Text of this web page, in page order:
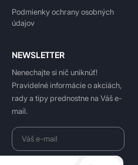
Podmienky ochrany osobných
údajov
NEWSLETTER
Nenechajte si nič uniknúť!
Pravidelné informácie o akciách,
rady a tipy prednostne na Váš e-
mail.